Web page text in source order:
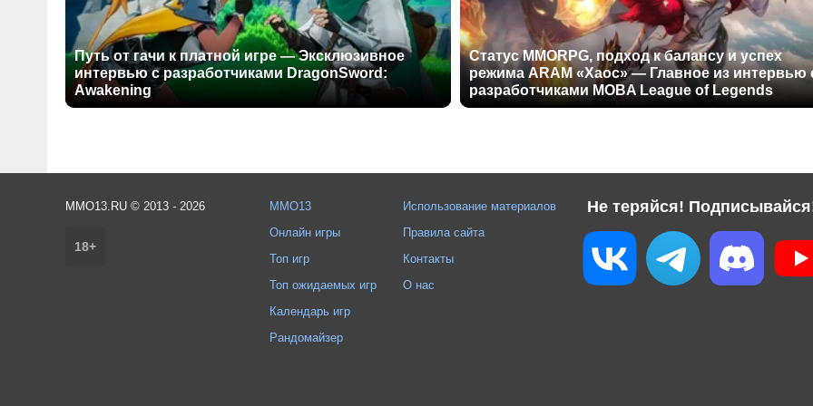
Путь от гачи к платной игре — Эксклюзивное
интервью с разработчиками DragonSword:
Awakening
Статус MMORPG, подход к балансу и успех
режима ARAM «Хаос» — Главное из интервью
разработчиками MOBA League of Legends
Не теряйся!
MMO13.RU © 2013 - 2026
18+
MMO13
Онлайн игры
Топ игр
Топ ожидаемых игр
Календарь игр
Рандомайзер
Использование материалов
Правила сайта
Контакты
О нас